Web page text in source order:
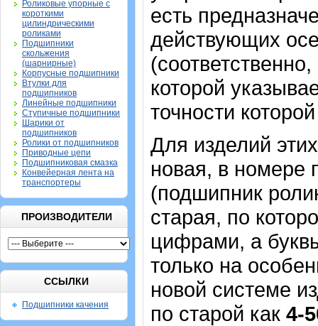
Роликовые упорные с
короткими
цилиндрическими
роликами
Подшипники
скольжения
(шарнирные)
Корпусные подшипники
Втулки для
подшипников
Линейные подшипники
Ступичные подшипники
Шарики от
подшипников
Ролики от подшипников
Приводные цепи
Подшипниковая смазка
Конвейерная лента на
транспортеры
ПРОИЗВОДИТЕЛИ
ССЫЛКИ
Подшипники качения
есть
действующих
которой
точности
Для изделий
новая, в номере
(подшипник
старая, по
цифрами, а
только на
новой системе
по старой как 4-